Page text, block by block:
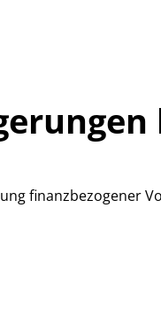
finanzbezogener